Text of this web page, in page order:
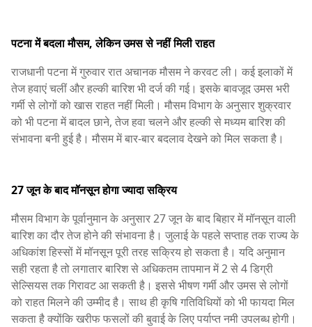
पटना में बदला मौसम, लेकिन उमस से नहीं मिली राहत
राजधानी पटना में गुरुवार रात अचानक मौसम ने करवट ली। कई इलाकों में
तेज हवाएं चलीं और हल्की बारिश भी दर्ज की गई। इसके बावजूद उमस भरी
गर्मी से लोगों को खास राहत नहीं मिली। मौसम विभाग के अनुसार शुक्रवार
को भी पटना में बादल छाने, तेज हवा चलने और हल्की से मध्यम बारिश की
संभावना बनी हुई है। मौसम में बार-बार बदलाव देखने को मिल सकता है।
27 जून के बाद मॉनसून होगा ज्यादा सक्रिय
मौसम विभाग के पूर्वानुमान के अनुसार 27 जून के बाद बिहार में मॉनसून वाली
बारिश का दौर तेज होने की संभावना है। जुलाई के पहले सप्ताह तक राज्य के
अधिकांश हिस्सों में मॉनसून पूरी तरह सक्रिय हो सकता है। यदि अनुमान
सही रहता है तो लगातार बारिश से अधिकतम तापमान में 2 से 4 डिग्री
सेल्सियस तक गिरावट आ सकती है। इससे भीषण गर्मी और उमस से लोगों
को राहत मिलने की उम्मीद है। साथ ही कृषि गतिविधियों को भी फायदा मिल
सकता है क्योंकि खरीफ फसलों की बुवाई के लिए पर्याप्त नमी उपलब्ध होगी।